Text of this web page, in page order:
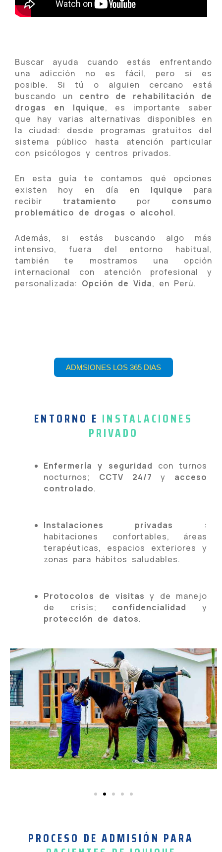
Buscar ayuda cuando estás enfrentando
una adicción no es fácil, pero sí es
posible. Si tú o alguien cercano está
buscando un centro de rehabilitación de
drogas en Iquique, es importante saber
que hay varias alternativas disponibles en
la ciudad: desde programas gratuitos del
sistema público hasta atención particular
con psicólogos y centros privados.
En esta guía te contamos qué opciones
existen hoy en día en Iquique para
recibir tratamiento por consumo
problemático de drogas o alcohol.
Además, si estás buscando algo más
intensivo, fuera del entorno habitual,
también te mostramos una opción
internacional con atención profesional y
personalizada: Opción de Vida, en Perú.
ADMSIONES LOS 365 DIAS
ENTORNO E INSTALACIONES
PRIVADO
Enfermería y seguridad con turnos
nocturnos; CCTV 24/7 y acceso
controlado.
Instalaciones privadas :
habitaciones confortables, áreas
terapéuticas, espacios exteriores y
zonas para hábitos saludables.
Protocolos de visitas y de manejo
de crisis; confidencialidad
y
protección de datos.
PROCESO DE ADMISIÓN PARA